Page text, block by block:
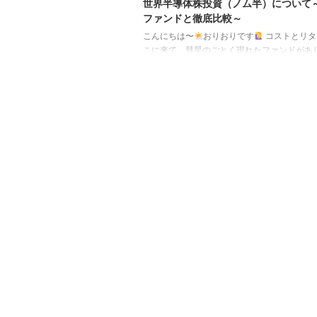
世界半導体株投資（ノム半）について
ファンドと徹底比較～
こんにちは〜 おりおりです
コストとリ
こに来て、彗星のごとく現れたファンドがあ